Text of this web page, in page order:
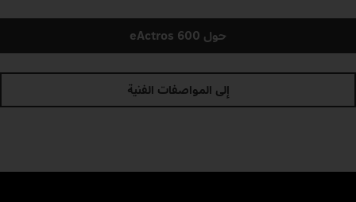
حول eActros 600
إلى المواصفات الفنية